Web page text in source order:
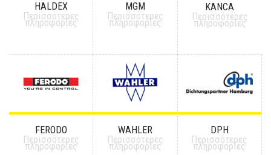
HALDEX
Περισσότερες
πληροφορίες
MGM
Περισσότερες
πληροφορίες
KANCA
Περισσότερες
πληροφορίες
FERODO
Περισσότερες
πληροφορίες
WAHLER
Περισσότερες
πληροφορίες
DPH
Περισσότερες
πληροφορίες